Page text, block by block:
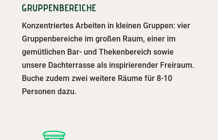
GRUPPENBEREICHE
Konzentriertes Arbeiten in kleinen Gruppen: vier
Gruppenbereiche im großen Raum, einer im
gemütlichen Bar- und Thekenbereich sowie
unsere Dachterrasse als inspirierender Freiraum.
Buche zudem zwei weitere Räume für 8-10
Personen dazu.